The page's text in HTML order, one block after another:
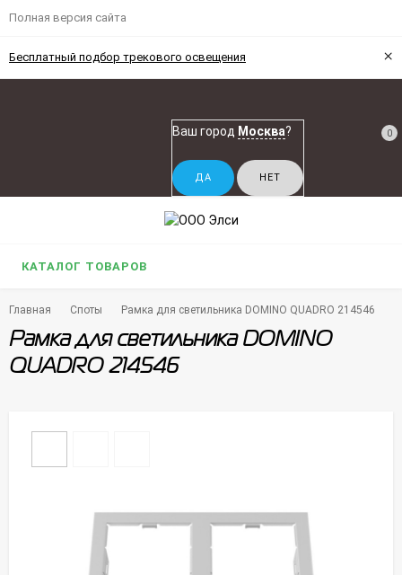
Полная версия сайта
Бесплатный подбор трекового освещения ×
Ваш город Москва? 0
КАТАЛОГ ТОВАРОВ
Главная Споты Рамка для светильника DOMINO QUADRO 214546
Рамка для светильника DOMINO
QUADRO 214546